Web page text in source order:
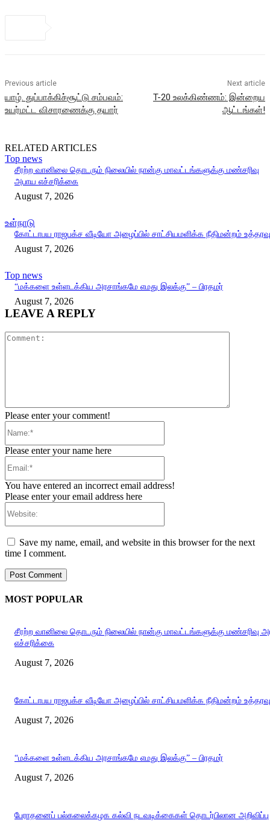
Previous article
யாழ். துப்பாக்கிச்சூட்டு சம்பவம்:
உயர்மட்ட விசாரணைக்கு தயார்
Next article
T-20 உலக்கிண்ணம்: இன்றைய
ஆட்டங்கள்!
RELATED ARTICLES
Top news
சீரற்ற வானிலை தொடரும் நிலையில் நான்கு மாவட்டங்களுக்கு மண்சரிவு
அபாய எச்சரிக்கை
August 7, 2026
உள்நாடு
கோட்டாபய ராஜபக்ச வீடியோ அழைப்பில் சாட்சியமளிக்க நீதிமன்றம் உத்தரவு
August 7, 2026
Top news
“மக்களை உள்ளடக்கிய அரசாங்கமே எமது இலக்கு” – பிரதமர்
August 7, 2026
LEAVE A REPLY
Please enter your comment!
Please enter your name here
You have entered an incorrect email address!
Please enter your email address here
Save my name, email, and website in this browser for the next
time I comment.
MOST POPULAR
சீரற்ற வானிலை தொடரும் நிலையில் நான்கு மாவட்டங்களுக்கு மண்சரிவு
எச்சரிக்கை
August 7, 2026
கோட்டாபய ராஜபக்ச வீடியோ அழைப்பில் சாட்சியமளிக்க நீதிமன்றம் உத்தரவு
August 7, 2026
“மக்களை உள்ளடக்கிய அரசாங்கமே எமது இலக்கு” – பிரதமர்
August 7, 2026
பேராதனைப் பல்கலைக்கழக கல்வி நடவடிக்கைகள் தொடர்பிலான அறிவிப்பு